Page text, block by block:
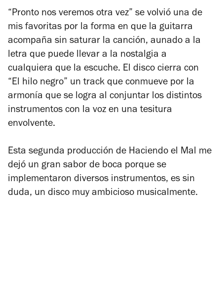
“Pronto nos veremos otra vez” se volvió una de
mis favoritas por la forma en que la guitarra
acompaña sin saturar la canción, aunado a la
letra que puede llevar a la nostalgia a
cualquiera que la escuche. El disco cierra con
“El hilo negro” un track que conmueve por la
armonía que se logra al conjuntar los distintos
instrumentos con la voz en una tesitura
envolvente.
Esta segunda producción de Haciendo el Mal me
dejó un gran sabor de boca porque se
implementaron diversos instrumentos, es sin
duda, un disco muy ambicioso musicalmente.